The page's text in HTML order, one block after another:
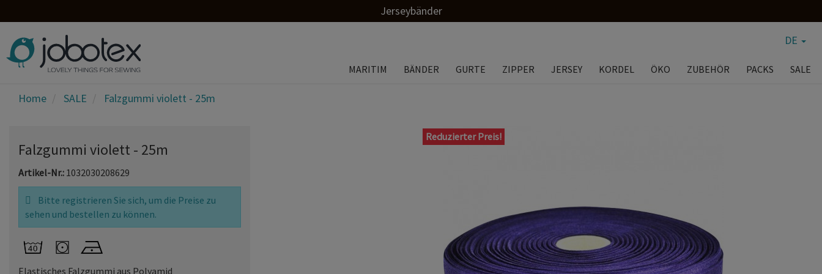
Jerseybänder
DE
MARITIM BÄNDER GURTE ZIPPER JERSEY KORDEL ÖKO ZUBEHÖR PACKS SALE
Home SALE Falzgummi violett - 25m
Reduzierter Preis!
Falzgummi violett - 25m
Artikel-Nr.: 1032030208629
Bitte registrieren Sie sich, um die Preise zu
sehen und bestellen zu können.
Elastisches Falzgummi aus Polyamid